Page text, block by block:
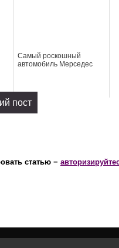
Самый роскошный
автомобиль Мерседес
пост
статью −